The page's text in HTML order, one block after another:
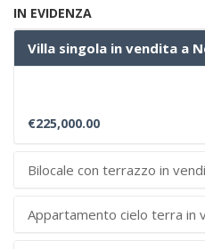
IN EVIDENZA
Villa singola in vendita a
€225,000.00
Bilocale con terrazzo in
Appartamento cielo terra in